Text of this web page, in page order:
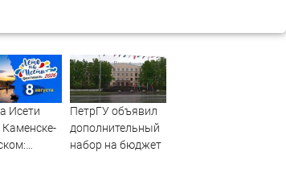
Исети
Каменске-
ПетрГУ объявил
дополнительный
набор на бюджет